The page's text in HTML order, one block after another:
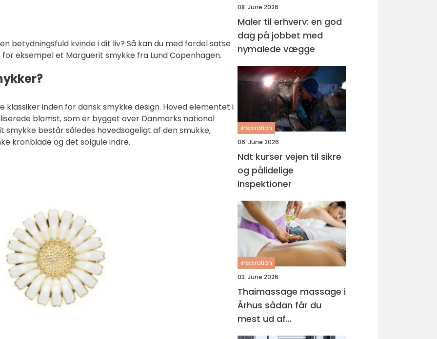
betydningsfuld kvinde i dit liv? Så kan du med fordel satse
eksempel et Marguerit smykke fra Lund Copenhagen.
inden for dansk smykke design. Hoved elementet i
blomst, som er bygget over Danmarks national
består således hovedsageligt af den smukke,
kronblade og det solgule indre.
08. June 2026
Maler til erhverv: en god
dag på jobbet med
nymalede vægge
inspiration
06. June 2026
Ndt kurser vejen til sikre
og pålidelige
inspektioner
inspiration
03. June 2026
Thaimassage massage i
Århus sådan får du
mest ud af
behandlingen